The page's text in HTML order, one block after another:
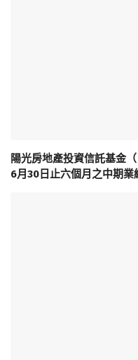
陽光房地產投資信託基金
6月30日止六個月之中期業